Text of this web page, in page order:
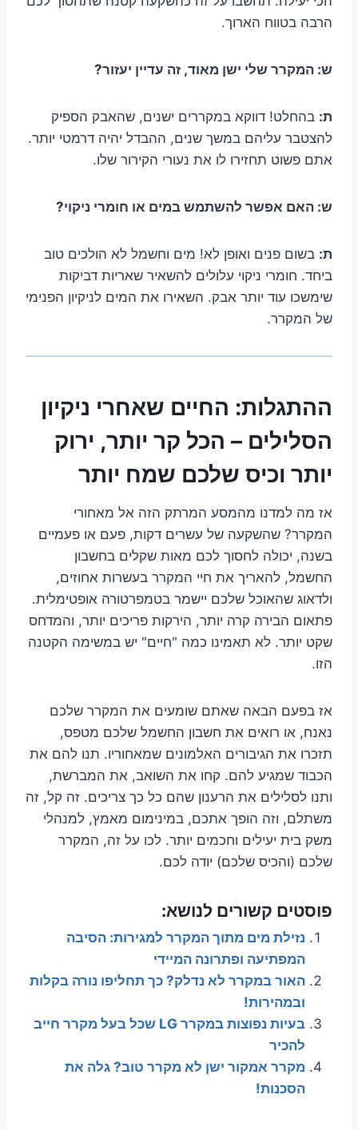
הרבה בטווח הארוך.
ש: המקרר שלי ישן מאוד, זה עדיין יעזור?
ת: בהחלט! דווקא במקררים ישנים, שהאבק הספיק
להצטבר עליהם במשך שנים, ההבדל יהיה דרמטי יותר.
אתם פשוט תחזירו לו את נעורי הקירור שלו.
ש: האם אפשר להשתמש במים או חומרי ניקוי?
ת: בשום פנים ואופן לא! מים וחשמל לא הולכים טוב
ביחד. חומרי ניקוי עלולים להשאיר שאריות דביקות
שימשכו עוד יותר אבק. השאירו את המים לניקיון הפנימי
של המקרר.
ההתגלות: החיים שאחרי ניקיון
הסלילים – הכל קר יותר, ירוק
יותר וכיס שלכם שמח יותר
אז מה למדנו מהמסע המרתק הזה אל מאחורי
המקרר? שהשקעה של עשרים דקות, פעם או פעמיים
בשנה, יכולה לחסוך לכם מאות שקלים בחשבון
החשמל, להאריך את חיי המקרר בעשרות אחוזים,
ולדאוג שהאוכל שלכם יישמר בטמפרטורה אופטימלית.
פתאום הבירה קרה יותר, הירקות פריכים יותר, והמדחס
שקט יותר. לא תאמינו כמה "חיים" יש במשימה הקטנה
הזו.
אז בפעם הבאה שאתם שומעים את המקרר שלכם
נאנח, או רואים את חשבון החשמל שלכם מטפס,
תזכרו את הגיבורים האלמונים שמאחוריו. תנו להם את
הכבוד שמגיע להם. קחו את השואב, את המברשת,
ותנו לסלילים את הרענון שהם כל כך צריכים. זה קל, זה
משתלם, וזה הופך אתכם, במינימום מאמץ, למנהלי
משק בית יעילים וחכמים יותר. לכו על זה, המקרר
שלכם (והכיס שלכם) יודה לכם.
פוסטים קשורים לנושא:
נזילת מים מתוך המקרר למגירות: הסיבה
המפתיעה ופתרונה המיידי
האור במקרר לא נדלק? כך תחליפו נורה בקלות
ובמהירות!
בעיות נפוצות במקרר LG שכל בעל מקרר חייב
להכיר
מקרר אמקור ישן לא מקרר טוב? גלה את
הסכנות!